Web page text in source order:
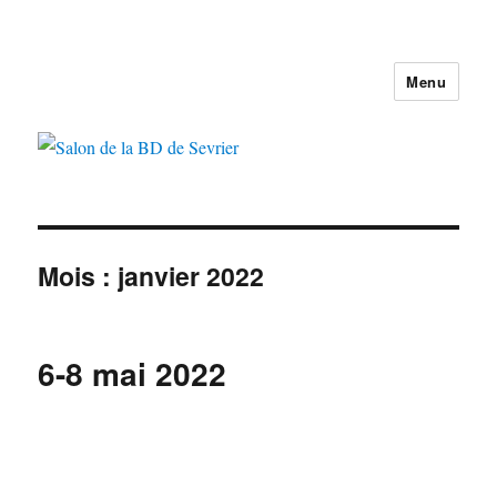
Menu
Mois : janvier 2022
6-8 mai 2022